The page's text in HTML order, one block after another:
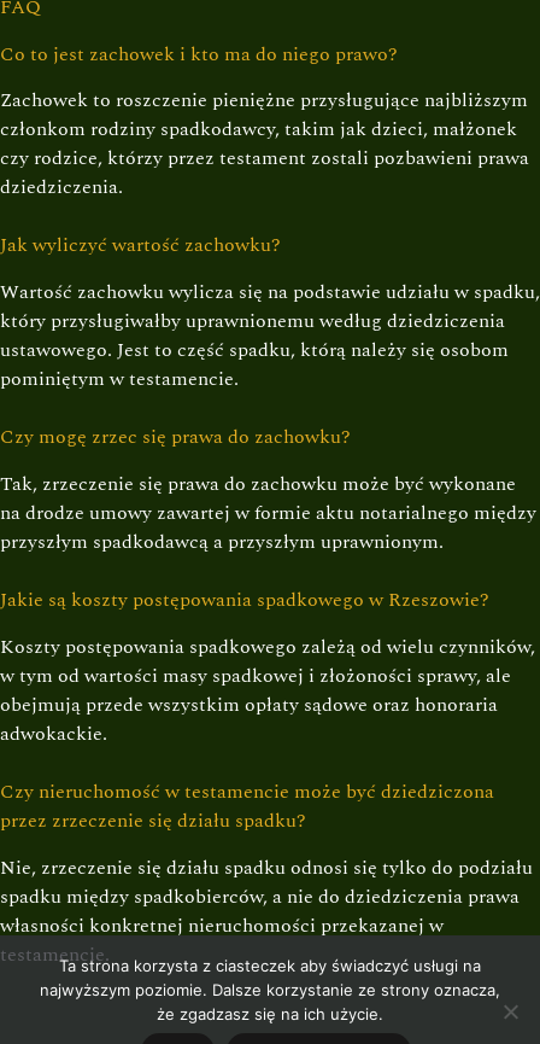
FAQ
Co to jest zachowek i kto ma do niego prawo?
Zachowek to roszczenie pieniężne przysługujące najbliższym
członkom rodziny spadkodawcy, takim jak dzieci, małżonek
czy rodzice, którzy przez testament zostali pozbawieni prawa
dziedziczenia.
Jak wyliczyć wartość zachowku?
Wartość zachowku wylicza się na podstawie udziału w spadku,
który przysługiwałby uprawnionemu według dziedziczenia
ustawowego. Jest to część spadku, którą należy się osobom
pominiętym w testamencie.
Czy mogę zrzec się prawa do zachowku?
Tak, zrzeczenie się prawa do zachowku może być wykonane
na drodze umowy zawartej w formie aktu notarialnego między
przyszłym spadkodawcą a przyszłym uprawnionym.
Jakie są koszty postępowania spadkowego w Rzeszowie?
Koszty postępowania spadkowego zależą od wielu czynników,
w tym od wartości masy spadkowej i złożoności sprawy, ale
obejmują przede wszystkim opłaty sądowe oraz honoraria
adwokackie.
Czy nieruchomość w testamencie może być dziedziczona
przez zrzeczenie się działu spadku?
Nie, zrzeczenie się działu spadku odnosi się tylko do podziału
spadku między spadkobierców, a nie do dziedziczenia prawa
własności konkretnej nieruchomości przekazanej w
testamencie.Ta strona korzysta z ciasteczek aby świadczyć usługi na
najwyższym poziomie. Dalsze korzystanie ze strony oznacza,
że zgadzasz się na ich użycie.